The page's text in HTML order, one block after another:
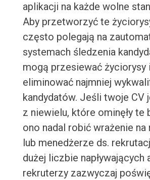
aplikacji na każde wolne
Aby przetworzyć te
często polegają na
systemach śledzenia
mogą przesiewać życiorysy i
eliminować najmniej
kandydatów. Jeśli twoje CV
z niewielu, które ominęły te
ono nadal robić wrażenie
lub menedżerze ds.
dużej liczbie napływających
rekruterzy zazwyczaj